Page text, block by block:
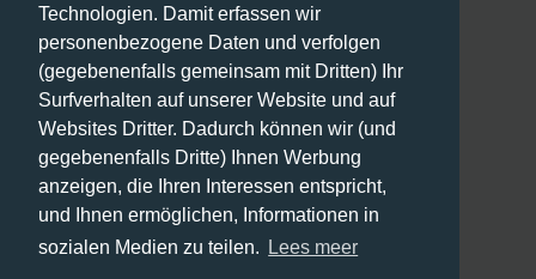
Technologien. Damit erfassen wir
personenbezogene Daten und verfolgen
(gegebenenfalls gemeinsam mit Dritten) Ihr
Surfverhalten auf unserer Website und auf
Websites Dritter. Dadurch können wir (und
gegebenenfalls Dritte) Ihnen Werbung
anzeigen, die Ihren Interessen entspricht,
und Ihnen ermöglichen, Informationen in
sozialen Medien zu teilen.
Lees meer
Zahlungsmethoden
Versandmethoden